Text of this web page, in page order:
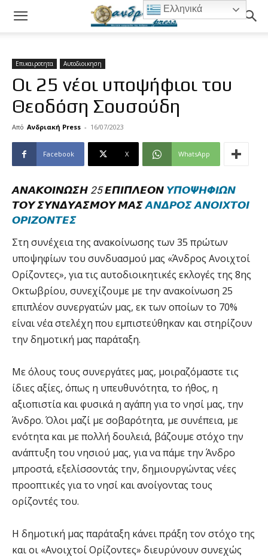
Επικαιροτητα Αυτοδιοικηση
Οι 25 νέοι υποψήφιοι του
Θεοδόση Σουσούδη
Από Ανδριακή Press - 16/07/2023
Facebook X WhatsApp
𝞐𝞜𝞐𝞙𝞞𝞘𝞜𝞨𝞢𝞖 25 𝞔𝞟𝞘𝞟𝞚𝞔𝞞𝞜 𝞤𝞟𝞞𝞧𝞖𝞥𝞘𝞨𝞜
𝞣𝞞𝞤 𝞢𝞤𝞜𝞓𝞤𝞐𝞢𝞛𝞞𝞤 𝞛𝞐𝞢𝞐𝞜𝞓𝞠𝞞𝞢 𝞐𝞜𝞞𝞘𝞦𝞣𝞞𝞘
𝞞𝞠𝞘𝞕𝞞𝞜𝞣𝞔𝞢
Στη συνέχεια της ανακοίνωσης των 35 πρώτων
υποψηφίων του συνδυασμού μας «Άνδρος Ανοιχτοί
Ορίζοντες», για τις αυτοδιοικητικές εκλογές της 8ης
Οκτωβρίου, συνεχίζουμε με την ανακοίνωση 25
επιπλέον συνεργατών μας, εκ των οποίων το 70%
είναι νέα στελέχη που εμπιστεύθηκαν και στηρίζουν
την δημοτική μας παράταξη.
Με όλους τους συνεργάτες μας, μοιραζόμαστε τις
ίδιες αξίες, όπως η υπευθυνότητα, το ήθος, η
αξιοπιστία και φυσικά η αγάπη για το νησί μας, την
Άνδρο. Όλοι μαζί με σοβαρότητα, με συνέπεια, με
ενότητα και με πολλή δουλειά, βάζουμε στόχο την
ανάπτυξη του νησιού μας, για να πάμε την Άνδρο
μπροστά, εξελίσσοντάς την, δημιουργώντας νέες
προοπτικές για το νησί και ανοίγοντας τους
ορίζοντές του.
Η δημοτική μας παράταξη κάνει πράξη τον στόχο της
και οι «Ανοιχτοί Ορίζοντες» διευρύνουν συνεχώς
Ελληνικά